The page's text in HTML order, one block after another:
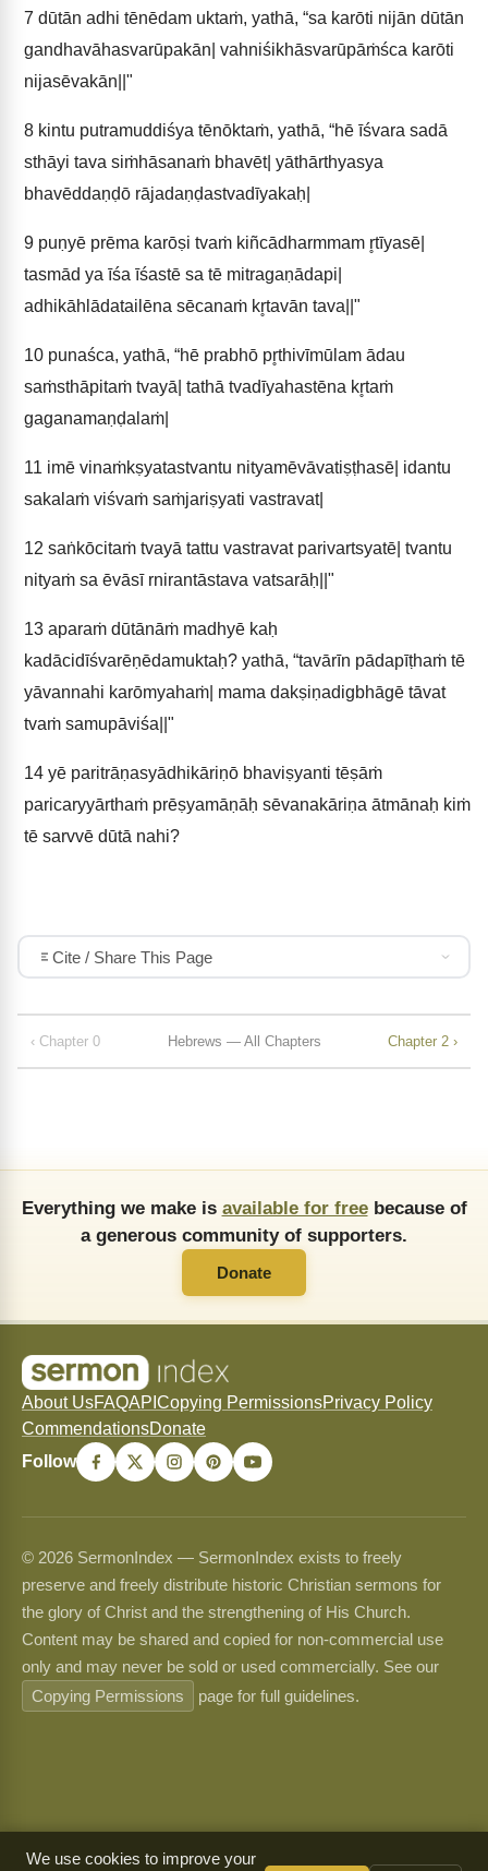
7 dūtān adhi tēnēdam uktaṁ, yathā, “sa karōti nijān dūtān
gandhavāhasvarūpakān| vahniśikhāsvarūpāṁśca karōti
nijasēvakān||"
8 kintu putramuddiśya tēnōktaṁ, yathā, “hē īśvara sadā
sthāyi tava siṁhāsanaṁ bhavēt| yāthārthyasya
bhavēddaṇḍō rājadaṇḍastvadīyakaḥ|
9 puṇyē prēma karōṣi tvaṁ kiñcādharmmam r̥tīyasē|
tasmād ya īśa īśastē sa tē mitragaṇādapi|
adhikāhlādatailēna sēcanaṁ kr̥tavān tava||"
10 punaśca, yathā, “hē prabhō pr̥thivīmūlam ādau
saṁsthāpitaṁ tvayā| tathā tvadīyahastēna kr̥taṁ
gaganamaṇḍalaṁ|
11 imē vinaṁkṣyatastvantu nityamēvāvatiṣṭhasē| idantu
sakalaṁ viśvaṁ saṁjariṣyati vastravat|
12 saṅkōcitaṁ tvayā tattu vastravat parivartsyatē| tvantu
nityaṁ sa ēvāsī rnirantāstava vatsarāḥ||"
13 aparaṁ dūtānāṁ madhyē kaḥ
kadācidīśvarēṇēdamuktaḥ? yathā, “tavārīn pādapīṭhaṁ tē
yāvannahi karōmyahaṁ| mama dakṣiṇadigbhāgē tāvat
tvaṁ samupāviśa||"
14 yē paritrāṇasyādhikāriṇō bhaviṣyanti tēṣāṁ
paricaryyārthaṁ prēṣyamāṇāḥ sēvanakāriṇa ātmānaḥ kiṁ
tē sarvvē dūtā nahi?
Cite / Share This Page
‹ Chapter 0 Hebrews — All Chapters Chapter 2 ›
Everything we make is available for freebecause of
a generous community of supporters.
Donate
About UsFAQAPI Copying PermissionsPrivacy Policy
CommendationsDonate
Follow
© 2026 SermonIndex — SermonIndex exists to freely
preserve and freely distribute historic Christian sermons for
the glory of Christ and the strengthening of His Church.
Content may be shared and copied for non-commercial use
only and may never be sold or used commercially. See our
Copying Permissions
page for full guidelines.
We use cookies to improve your